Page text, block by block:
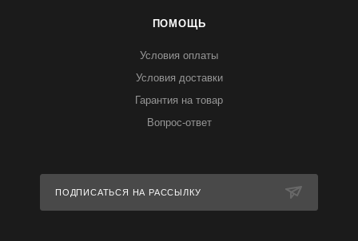
ПОМОЩЬ
Условия оплаты
Условия доставки
Гарантия на товар
Вопрос-ответ
ПОДПИСАТЬСЯ НА РАССЫЛКУ